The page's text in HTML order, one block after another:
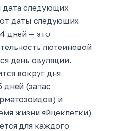
дата следующих
даты следующих
дней — это
лютеиновой
день овуляции.
вокруг дня
дней (запас
и
жизни яйцеклетки).
для каждого